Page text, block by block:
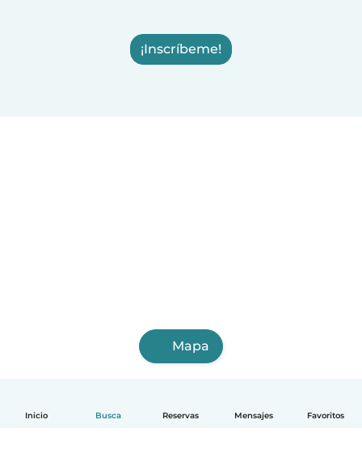
Inicio Busca Reservas Mensajes Favoritos
¡Inscríbeme!
Mapa